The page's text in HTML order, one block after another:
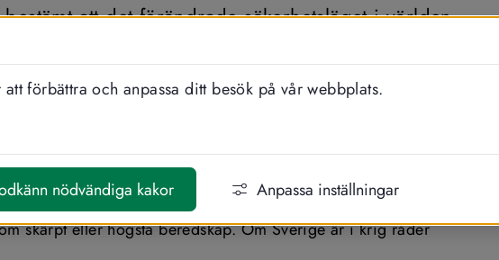
förbättra och anpassa ditt besök på vår webbplats.
nödvändiga kakor Anpassa inställningar
att det förändrade säkerhetsläget i världen
totalförsvar här i Sverige. Totalförsvaret
försvaret och det civila försvaret.
som behövs för att förbereda Sverige för krig. För att
högsta beredskap. Vid höjd beredskap kan delar av eller hela
Om Sverige är i krigsfara eller om det råder speciella
av att det är krig utanför Sveriges gränser, får
skärpt eller högsta beredskap. Om Sverige är i krig råder